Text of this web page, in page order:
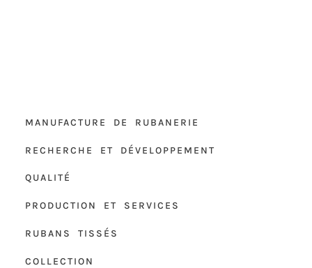
MANUFACTURE DE RUBANERIE
RECHERCHE ET DÉVELOPPEMENT
QUALITÉ
PRODUCTION ET SERVICES
RUBANS TISSÉS
COLLECTION